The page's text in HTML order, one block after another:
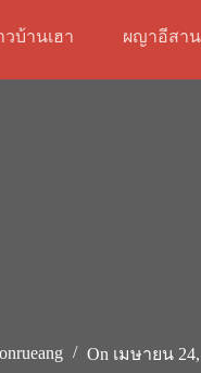
วบ้านเฮา ผญาอีสาน
On เมษายน